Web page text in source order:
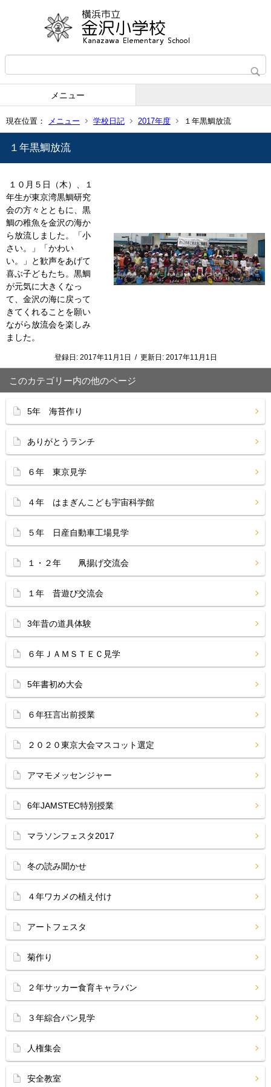
メニュー
現在位置： メニュー 学校日記 2017年度 １年黒鯛放流
１年黒鯛放流
１０月５日（木）、１
年生が東京湾黒鯛研究
会の方々とともに、黒
鯛の稚魚を金沢の海か
ら放流しました。「小
さい。」「かわい
い。」と歓声をあげて
喜ぶ子どもたち。黒鯛
が元気に大きくなっ
て、金沢の海に戻って
きてくれることを願い
ながら放流会を楽しみ
ました。
登録日: 2017年11月1日 / 更新日: 2017年11月1日
このカテゴリー内の他のページ
5年 海苔作り
ありがとうランチ
６年 東京見学
４年 はまぎんこども宇宙科学館
５年 日産自動車工場見学
１・２年 凧揚げ交流会
１年 昔遊び交流会
3年昔の道具体験
６年ＪＡＭＳＴＥＣ見学
5年書初め大会
６年狂言出前授業
２０２０東京大会マスコット選定
アマモメッセンジャー
6年JAMSTEC特別授業
マラソンフェスタ2017
冬の読み聞かせ
４年ワカメの植え付け
アートフェスタ
菊作り
２年サッカー食育キャラバン
３年綜合パン見学
人権集会
安全教室